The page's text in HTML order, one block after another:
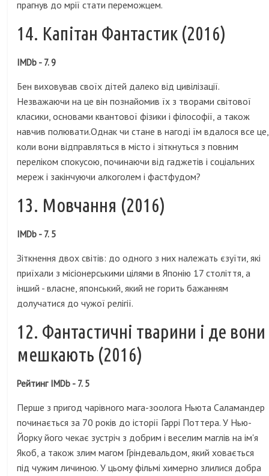
прагнув до мрії стати переможцем.
14. Капітан Фантастик (2016)
IMDb - 7. 9
Бен виховував своїх дітей далеко від цивілізації.
Незважаючи на це він познайомив їх з творами світової
класики, основами квантової фізики і філософії, а також
навчив полювати.Однак чи стане в нагоді їм вдалося все це,
коли вони відправляться в місто і зіткнуться з повним
переліком спокусою, починаючи від гаджетів і соціальних
мереж і закінчуючи алкоголем і фастфудом?
13. Мовчання (2016)
IMDb - 7. 5
Зіткнення двох світів: до одного з них належать єзуїти, які
приїхали з місіонерськими цілями в Японію 17 століття, а
інший - власне, японський, який не горить бажанням
долучатися до чужої релігії.
12. Фантастичні тварини і де вони
мешкають (2016)
Рейтинг IMDb - 7. 5
Перше з пригод чарівного мага-зоолога Ньюта Саламандер
починається за 70 років до історії Гаррі Поттера. У Нью-
Йорку його чекає зустріч з добрим і веселим маглів на ім'я
Якоб, а також злим магом Гріндевальдом, який ховається
під чужим личиною. У цьому фільмі химерно злилися добра